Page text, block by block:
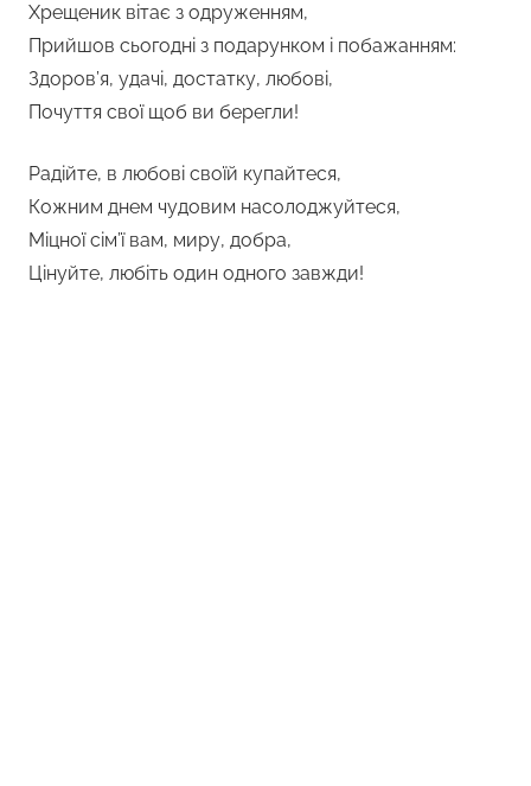
Хрещеник вітає з одруженням,
Прийшов сьогодні з подарунком і побажанням:
Здоров’я, удачі, достатку, любові,
Почуття свої щоб ви берегли!
Радійте, в любові своїй купайтеся,
Кожним днем чудовим насолоджуйтеся,
Міцної сім’ї вам, миру, добра,
Цінуйте, любіть один одного завжди!